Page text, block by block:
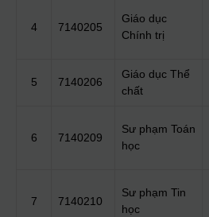
4 7140205
Giáo dục
Chính trị
5 7140206
Giáo dục Thể
chất
6 7140209
Sư phạm Toán
học
7 7140210
Sư phạm Tin
học